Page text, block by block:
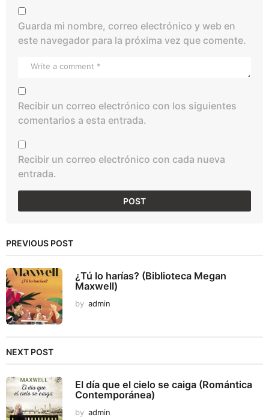
Guarda mi nombre, correo electrónico y web en
este navegador para la próxima vez que comente.
Recibir un correo electrónico con los siguientes
comentarios a esta entrada.
Recibir un correo electrónico con cada nueva
entrada.
PREVIOUS POST
¿Tú lo harías? (Biblioteca Megan
Maxwell)
by admin
NEXT POST
El día que el cielo se caiga (Romántica
Contemporánea)
by admin